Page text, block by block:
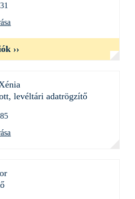
levéltári adatrögzítő